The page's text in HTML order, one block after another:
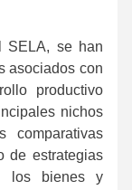
SELA, se han
asociados con
productivo
nichos
comparativas
de estrategias
los bienes y